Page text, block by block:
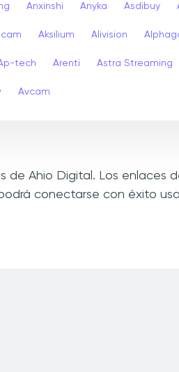
Anxinshi Anyka Asdibuy
Aksilium Alivision
tech Arenti Astra Streaming
Avcam
Ahio Digital. Los enlaces
conectarse con éxito